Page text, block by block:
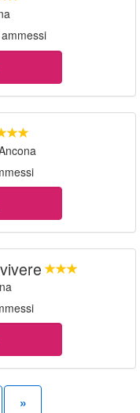
»